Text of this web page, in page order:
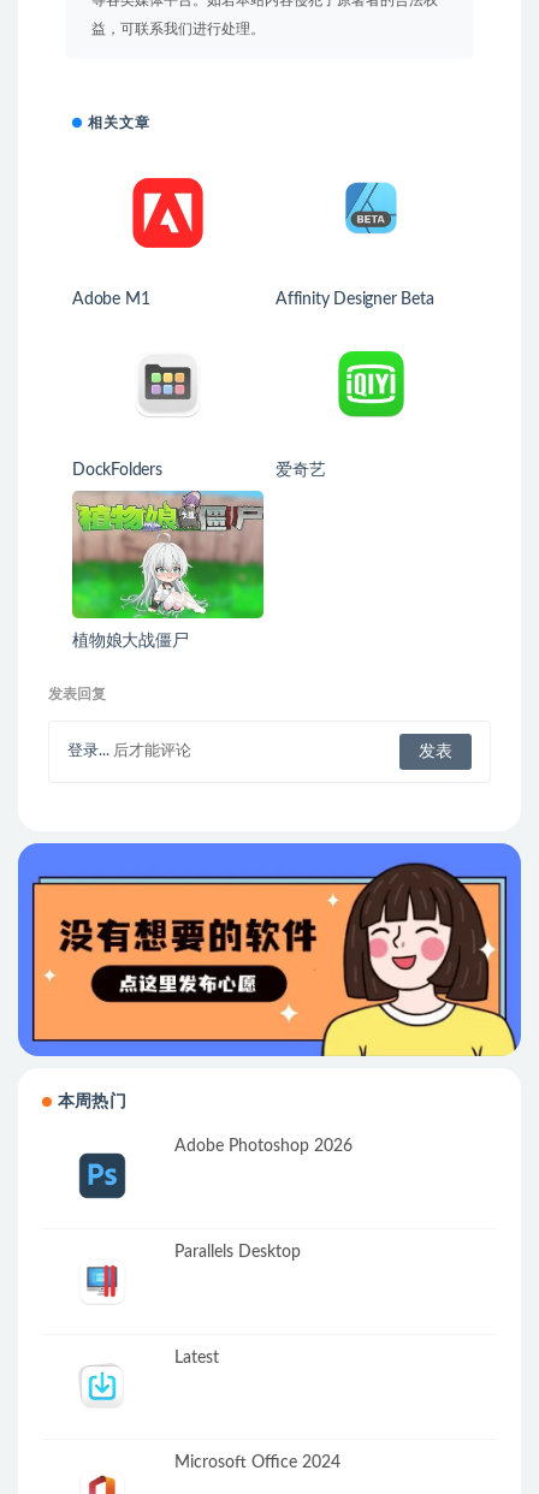
益，可联系我们进行处理。
相关文章
Adobe M1
Affinity Designer Beta
DockFolders 爱奇艺
植物娘大战僵尸
发表回复
登录... 后才能评论
本周热门
Adobe Photoshop 2026
Parallels Desktop
Latest
Microsoft Office 2024